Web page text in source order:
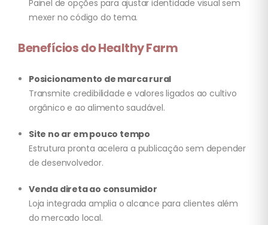
Painel de opções para ajustar identidade visual sem
mexer no código do tema.
Benefícios do Healthy Farm
Posicionamento de marca rural
Transmite credibilidade e valores ligados ao cultivo
orgânico e ao alimento saudável.
Site no ar em pouco tempo
Estrutura pronta acelera a publicação sem depender
de desenvolvedor.
Venda direta ao consumidor
Loja integrada amplia o alcance para clientes além
do mercado local.